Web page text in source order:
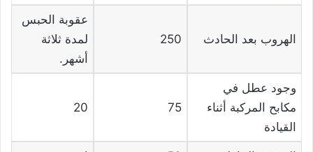
الهروب بعد الحادث 250
عقوبة الحبس
لمدة ثلاثة
أشهر.
وجود عطل في
مكابح المركبة أثناء
القيادة
75
20